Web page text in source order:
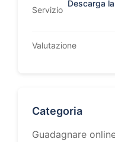
Servizio
Descarga
Valutazione
Categoria
Guadagnare